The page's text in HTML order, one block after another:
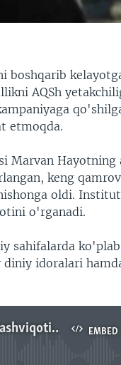
boshqarib
AQSh
etmoqda.
Marvan Hayotning
keng
oldi. Institut
o'rganadi.
sahifalarda
idoralari
EMBED
"Islomiy davlat" tashviqotini Saudiya Arabistoniga qarshi qaratmoqda